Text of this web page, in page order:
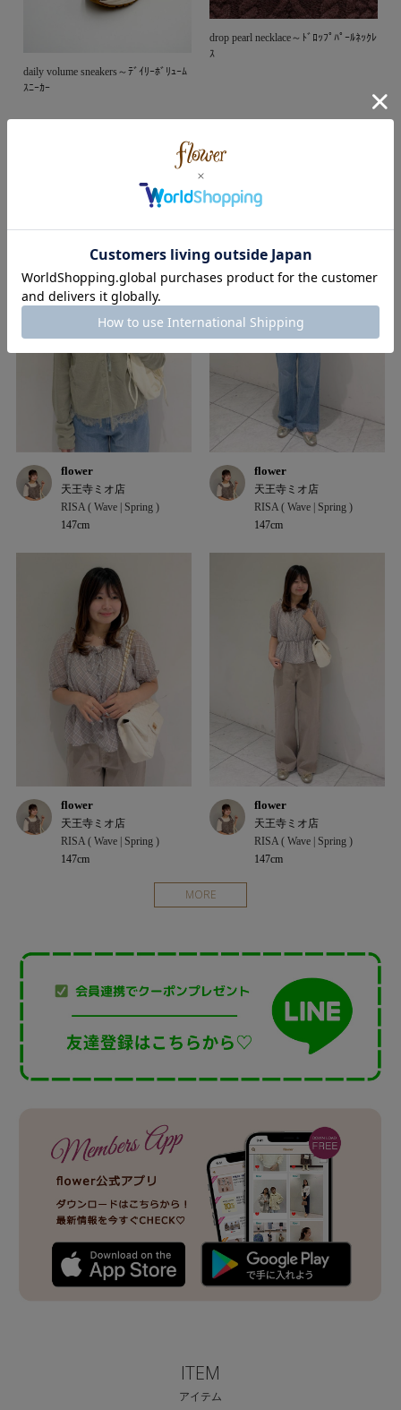
daily volume sneakers～ﾃﾞｲﾘｰﾎﾞﾘｭｰﾑ
ｽﾆｰｶｰ
drop pearl necklace～ﾄﾞﾛｯﾌﾟﾊﾟｰﾙﾈｯｸﾚ
ｽ
おすすめのコーディネート
flower
天王寺ミオ店
RISA ( Wave | Spring )
147cm
flower
天王寺ミオ店
RISA ( Wave | Spring )
147cm
flower
天王寺ミオ店
RISA ( Wave | Spring )
147cm
flower
天王寺ミオ店
RISA ( Wave | Spring )
147cm
MORE
ITEM
アイテム